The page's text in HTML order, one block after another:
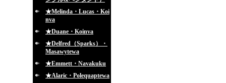
★Melinda・Lucas・Koi
nva
★Duane・Koinva
★Delfred（Sparks）・
Masawytewa
★Emmett・Navakuku
★Alaric・Polequaptewa